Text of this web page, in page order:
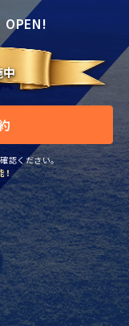
中
認ください。
！